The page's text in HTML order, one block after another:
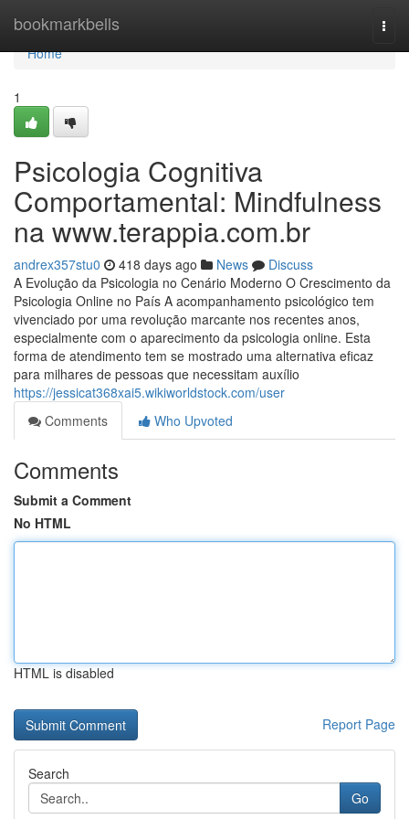
bookmarkbells
Home
Home
1
Psicologia Cognitiva
Comportamental: Mindfulness
na www.terappia.com.br
andrex357stu0 418 days ago News
Discuss
A Evolução da Psicologia no Cenário Moderno O Crescimento da
Psicologia Online no País A acompanhamento psicológico tem
vivenciado por uma revolução marcante nos recentes anos,
especialmente com o aparecimento da psicologia online. Esta
forma de atendimento tem se mostrado uma alternativa eficaz
para milhares de pessoas que necessitam auxílio
https://jessicat368xai5.wikiworldstock.com/user
Comments
Who Upvoted
Comments
Submit a Comment
No HTML
HTML is disabled
Report Page
Search
Go